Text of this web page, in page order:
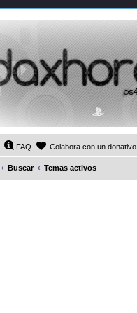
FAQ Colabora con un donativo
Buscar Temas activos